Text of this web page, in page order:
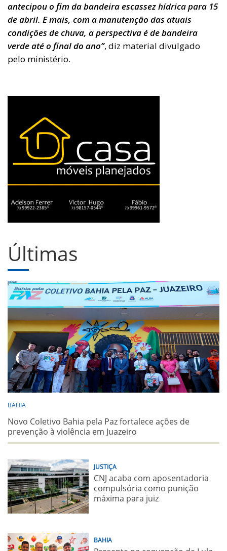
antecipou o fim da bandeira escassez hídrica para 15
de abril. E mais, com a manutenção das atuais
condições de chuva, a perspectiva é de bandeira
verde até o final do ano”, diz material divulgado
pelo ministério.
Últimas
BAHIA
Novo Coletivo Bahia pela Paz fortalece ações de
prevenção à violência em Juazeiro
JUSTIÇA
CNJ acaba com aposentadoria
compulsória como punição
máxima para juiz
BAHIA